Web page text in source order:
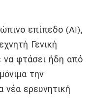
επίπεδο (AI),
Γενική
να φτάσει ήδη από
την
νέα ερευνητική